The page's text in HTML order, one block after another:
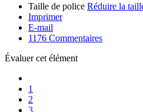
Taille de police Réduire la
Imprimer
E-mail
1176 Commentaires
Évaluer cet élément
1
2
3